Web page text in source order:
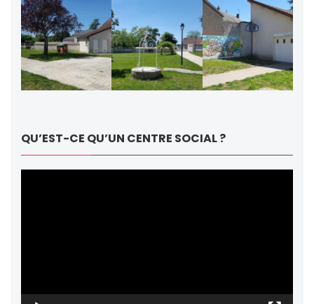
QU’EST-CE QU’UN CENTRE SOCIAL ?